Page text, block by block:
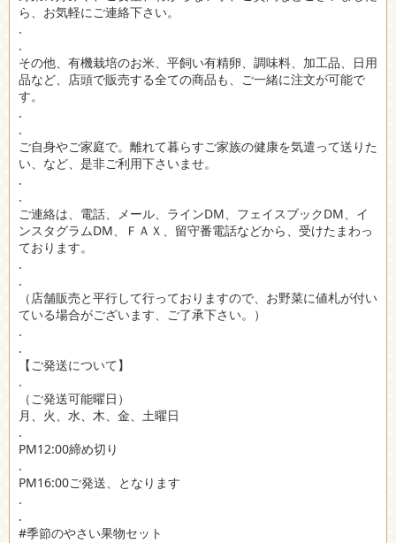
ら、お気軽にご連絡下さい。
.
.
その他、有機栽培のお米、平飼い有精卵、調味料、加工品、日用
品など、店頭で販売する全ての商品も、ご一緒に注文が可能で
す。
.
.
ご自身やご家庭で。離れて暮らすご家族の健康を気遣って送りた
い、など、是非ご利用下さいませ。
.
.
ご連絡は、電話、メール、ラインDM、フェイスブックDM、イ
ンスタグラムDM、ＦＡＸ、留守番電話などから、受けたまわっ
ております。
.
.
（店舗販売と平行して行っておりますので、お野菜に値札が付い
ている場合がございます、ご了承下さい。）
.
.
【ご発送について】
.
（ご発送可能曜日）
月、火、水、木、金、土曜日
.
PM12:00締め切り
.
PM16:00ご発送、となります
.
.
#季節のやさい果物セット